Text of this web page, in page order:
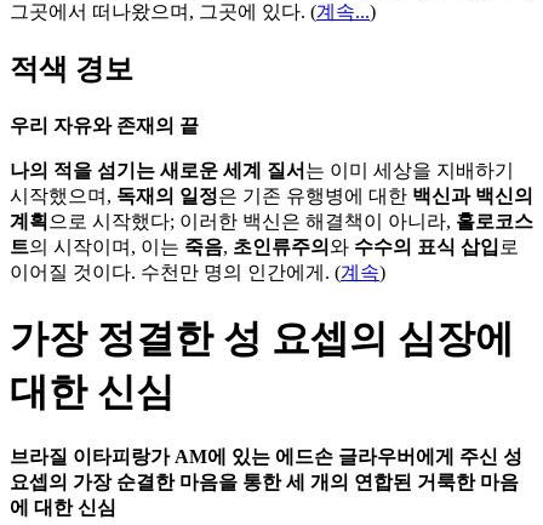
그곳에서 떠나왔으며, 그곳에 있다. (계속...)
적색 경보
우리 자유와 존재의 끝
나의 적을 섬기는 새로운 세계 질서 는 이미 세상을 지배하기
시작했으며, 독재의 일정은 기존 유행병에 대한 백신과 백신의
계획 으로 시작했다; 이러한 백신은 해결책이 아니라, 홀로코스
트의 시작이며, 이는 죽음, 초인류주의 와 수수의 표식 삽입 로
이어질 것이다. 수천만 명의 인간에게. (계속)
가장 정결한 성 요셉의 심장에
대한 신심
브라질 이타피랑가 AM에 있는 에드손 글라우버에게 주신 성
요셉의 가장 순결한 마음을 통한 세 개의 연합된 거룩한 마음
에 대한 신심